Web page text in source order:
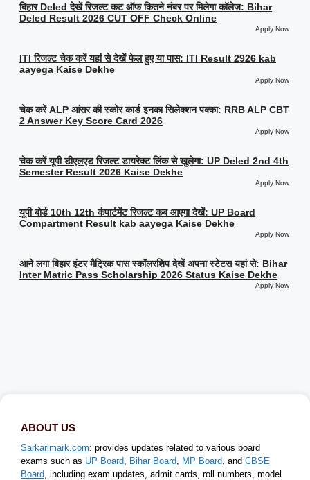
बिहार Deled देखें रिजल्ट कट ऑफ कितने नंबर पर मिलेगा कॉलेज: Bihar
Deled Result 2026 CUT OFF Check Online
Apply Now
ITI रिजल्ट चेक करें यहां से देखें फेल हुए या पास: ITI Result 2926 kab
aayega Kaise Dekhe
Apply Now
चेक करें ALP आंसर की स्कोर कार्ड इनका सिलेक्शन पक्का: RRB ALP CBT
2 Answer Key Score Card 2026
Apply Now
चेक करें यूपी डीएलएड रिजल्ट डायरेक्ट लिंक से खुलेगा: UP Deled 2nd 4th
Semester Result 2026 Kaise Dekhe
Apply Now
यूपी बोर्ड 10th 12th कंपार्टमेंट रिजल्ट कब आएगा देखें: UP Board
Compartment Result kab aayega Kaise Dekhe
Apply Now
आने लगा बिहार इंटर मैट्रिक पास स्कॉलरशिप देखें अपना स्टेटस यहां से: Bihar
Inter Matric Pass Scholarship 2026 Status Kaise Dekhe
Apply Now
ABOUT US
Sarkarimark.com: provides updates related to various board
exams such as UP Board, Bihar Board, MP Board, and CBSE
Board, including exam updates, admit cards, roll numbers, model